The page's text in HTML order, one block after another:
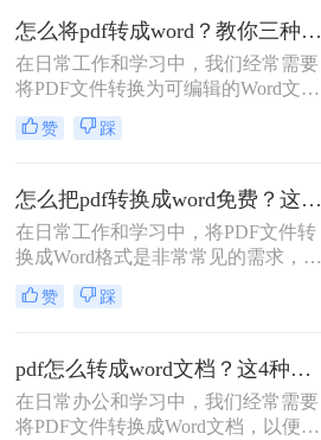
word文档呢？本文将介绍两种将PDF
转换成Word文档的方法。
怎么将pdf转成word？教你三种方法转换！
在日常工作和学习中，我们经常需要
将PDF文件转换为可编辑的Word文
档，以便进行修改、编辑或进一步处
理。那么怎么将PDF转成Word呢？本
效方法，帮助你轻松完成PDF到Word
的转换。
赞 踩
怎么把pdf转换成word免费？这3个方法可以一试！
在日常工作和学习中，将PDF文件转
换成Word格式是非常常见的需求，尤
其是在需要编辑和修改文档内容时。
那么怎么把pdf转换成word免费呢？本
助您轻松完成PDF到Word的转换。
赞 踩
pdf怎么转成word文档？这4种方法操作起来很简单！
在日常办公和学习中，我们经常需要
将PDF文件转换成Word文档，以便进